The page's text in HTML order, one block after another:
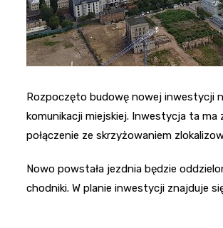
Rozpoczęto budowę nowej inwestycji
komunikacji miejskiej. Inwestycja ta ma
połączenie ze skrzyżowaniem
Nowo powstała jezdnia będzie
chodniki. W planie inwestycji znajduje